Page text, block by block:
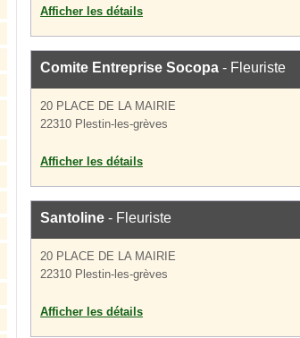
Afficher les détails
Comite Entreprise Socopa - Fleuriste
20 PLACE DE LA MAIRIE
22310 Plestin-les-grèves
Afficher les détails
Santoline - Fleuriste
20 PLACE DE LA MAIRIE
22310 Plestin-les-grèves
Afficher les détails